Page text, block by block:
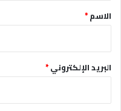
*الاسم*
البريد الإلكتروني*